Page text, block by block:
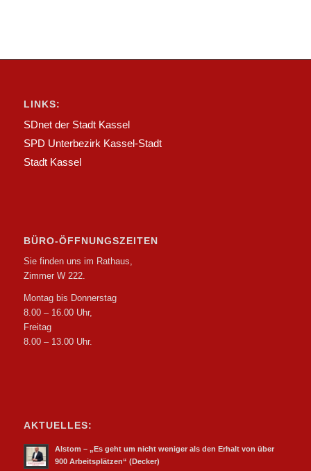
LINKS:
SDnet der Stadt Kassel
SPD Unterbezirk Kassel-Stadt
Stadt Kassel
BÜRO-ÖFFNUNGSZEITEN
Sie finden uns im Rathaus,
Zimmer W 222.
Montag bis Donnerstag
8.00 – 16.00 Uhr,
Freitag
8.00 – 13.00 Uhr.
AKTUELLES:
Alstom – „Es geht um nicht weniger als den Erhalt von über
900 Arbeitsplätzen“ (Decker)